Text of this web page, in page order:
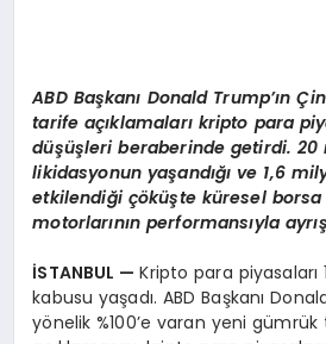
ABD Başkanı Donald Trump’ın
tarife açıklamaları kripto para
düşüşleri beraberinde getirdi. 20
likidasyonun yaşandığı ve 1,6
etkilendiği çöküşte küresel
motorlarının performansıyla
İSTANBUL —Kripto para piyasaları
kabusu yaşadı. ABD Başkanı
yönelik %100’e varan yeni